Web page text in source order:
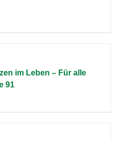
im Leben – Für alle
91